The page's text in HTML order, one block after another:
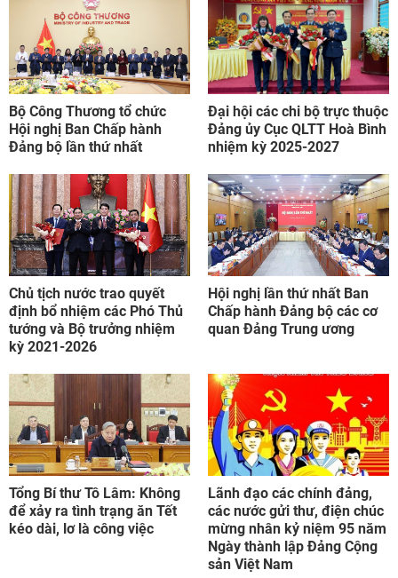
Bộ Công Thương tổ chức
Hội nghị Ban Chấp hành
Đảng bộ lần thứ nhất
Đại hội các chi bộ trực thuộc
Đảng ủy Cục QLTT Hoà Bình
nhiệm kỳ 2025-2027
Chủ tịch nước trao quyết
định bổ nhiệm các Phó Thủ
tướng và Bộ trưởng nhiệm
kỳ 2021-2026
Hội nghị lần thứ nhất Ban
Chấp hành Đảng bộ các cơ
quan Đảng Trung ương
Tổng Bí thư Tô Lâm: Không
để xảy ra tình trạng ăn Tết
kéo dài, lơ là công việc
Lãnh đạo các chính đảng,
các nước gửi thư, điện chúc
mừng nhân kỷ niệm 95 năm
Ngày thành lập Đảng Cộng
sản Việt Nam